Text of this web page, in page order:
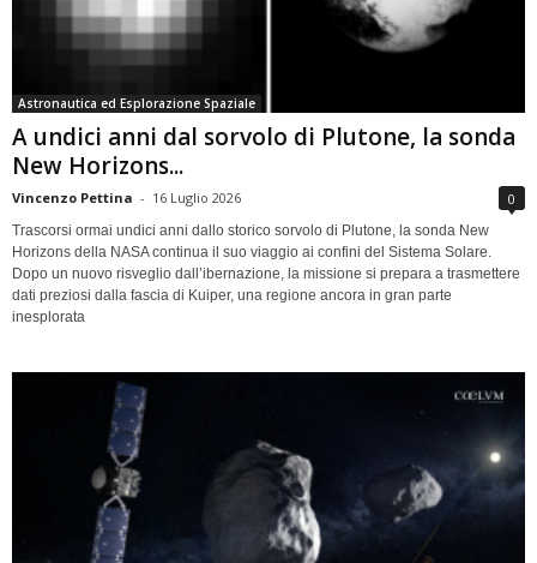
Astronautica ed Esplorazione Spaziale
A undici anni dal sorvolo di Plutone, la sonda
New Horizons...
Vincenzo Pettina - 16 Luglio 2026 0
Trascorsi ormai undici anni dallo storico sorvolo di Plutone, la sonda New
Horizons della NASA continua il suo viaggio ai confini del Sistema Solare.
Dopo un nuovo risveglio dall’ibernazione, la missione si prepara a trasmettere
dati preziosi dalla fascia di Kuiper, una regione ancora in gran parte
inesplorata